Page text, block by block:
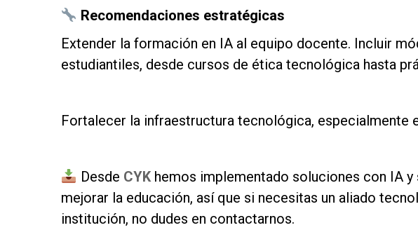
Recomendaciones estratégicas
Extender la formación en IA al equipo docente. Incluir
estudiantiles, desde cursos de ética tecnológica hasta
Fortalecer la infraestructura tecnológica, especialmente
Desde CYKhemos implementado soluciones con IA y
mejorar la educación, así que si necesitas un aliado
institución, no dudes en contactarnos.